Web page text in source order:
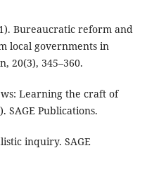
Bureaucratic reform and
local governments in
20(3), 345–360.
Learning the craft of
Publications.
inquiry. SAGE